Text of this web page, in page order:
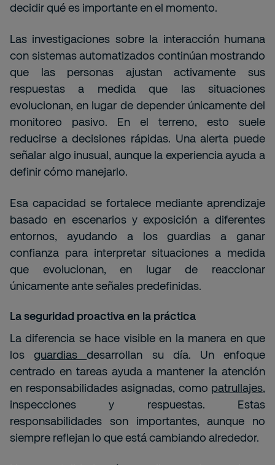
decidir qué es importante en el momento.
Las investigaciones sobre la interacción humana
con sistemas automatizados continúan mostrando
que las personas ajustan activamente sus
respuestas a medida que las situaciones
evolucionan, en lugar de depender únicamente del
monitoreo pasivo. En el terreno, esto suele
reducirse a decisiones rápidas. Una alerta puede
señalar algo inusual, aunque la experiencia ayuda a
definir cómo manejarlo.
Esa capacidad se fortalece mediante aprendizaje
basado en escenarios y exposición a diferentes
entornos, ayudando a los guardias a ganar
confianza para interpretar situaciones a medida
que evolucionan, en lugar de reaccionar
únicamente ante señales predefinidas.
La seguridad proactiva en la práctica
La diferencia se hace visible en la manera en que
los guardiasdesarrollan su día. Un enfoque
centrado en tareas ayuda a mantener la atención
en responsabilidades asignadas, como patrullajes,
inspecciones y respuestas. Estas
responsabilidades son importantes, aunque no
siempre reflejan lo que está cambiando alrededor.